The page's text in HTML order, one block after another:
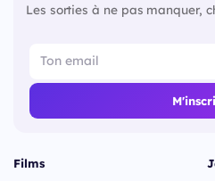
Les sorties à ne pas manquer,
Films